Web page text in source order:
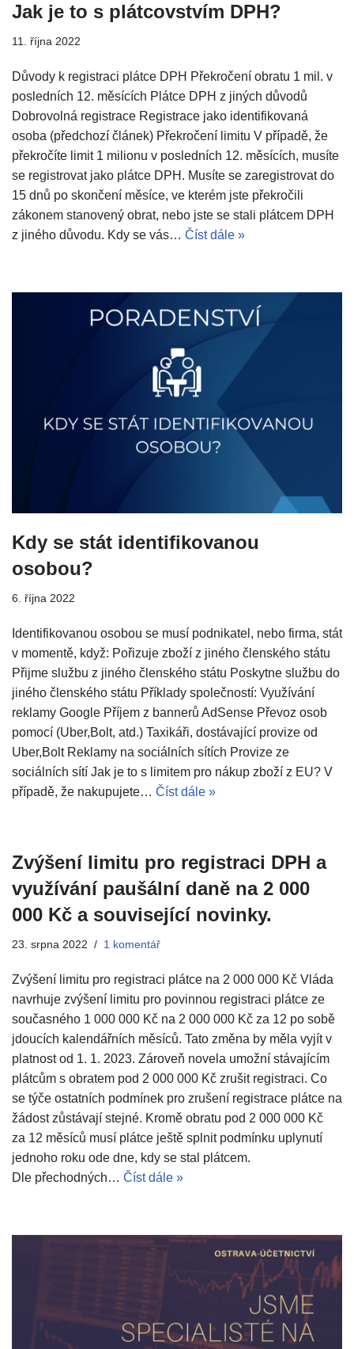
Jak je to s plátcovstvím DPH?
11. října 2022
Důvody k registraci plátce DPH Překročení obratu 1 mil. v
posledních 12. měsících Plátce DPH z jiných důvodů
Dobrovolná registrace Registrace jako identifikovaná
osoba (předchozí článek) Překročení limitu V případě, že
překročíte limit 1 milionu v posledních 12. měsících, musíte
se registrovat jako plátce DPH. Musíte se zaregistrovat do
15 dnů po skončení měsíce, ve kterém jste překročili
zákonem stanovený obrat, nebo jste se stali plátcem DPH
z jiného důvodu. Kdy se vás… Číst dále »
Kdy se stát identifikovanou
osobou?
6. října 2022
Identifikovanou osobou se musí podnikatel, nebo firma, stát
v momentě, když: Pořizuje zboží z jiného členského státu
Přijme službu z jiného členského státu Poskytne službu do
jiného členského státu Příklady společností: Využívání
reklamy Google Příjem z bannerů AdSense Převoz osob
pomocí (Uber,Bolt, atd.) Taxikáři, dostávající provize od
Uber,Bolt Reklamy na sociálních sítích Provize ze
sociálních sítí Jak je to s limitem pro nákup zboží z EU? V
případě, že nakupujete… Číst dále »
Zvýšení limitu pro registraci DPH a
využívání paušální daně na 2 000
000 Kč a související novinky.
23. srpna 2022 1 komentář
Zvýšení limitu pro registraci plátce na 2 000 000 Kč Vláda
navrhuje zvýšení limitu pro povinnou registraci plátce ze
současného 1 000 000 Kč na 2 000 000 Kč za 12 po sobě
jdoucích kalendářních měsíců. Tato změna by měla vyjít v
platnost od 1. 1. 2023. Zároveň novela umožní stávajícím
plátcům s obratem pod 2 000 000 Kč zrušit registraci. Co
se týče ostatních podmínek pro zrušení registrace plátce na
žádost zůstávají stejné. Kromě obratu pod 2 000 000 Kč
za 12 měsíců musí plátce ještě splnit podmínku uplynutí
jednoho roku ode dne, kdy se stal plátcem.
Dle přechodných… Číst dále »